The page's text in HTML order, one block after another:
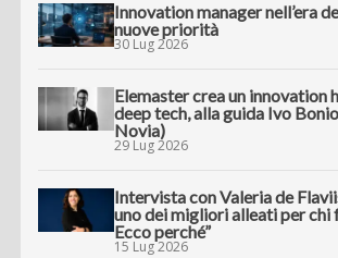
Innovation manager nell’era
nuove priorità
30 Lug 2026
Elemaster crea un innovation
deep tech, alla guida Ivo
Novia)
29 Lug 2026
Intervista con Valeria de
uno dei migliori alleati per chi
Ecco perché”
15 Lug 2026